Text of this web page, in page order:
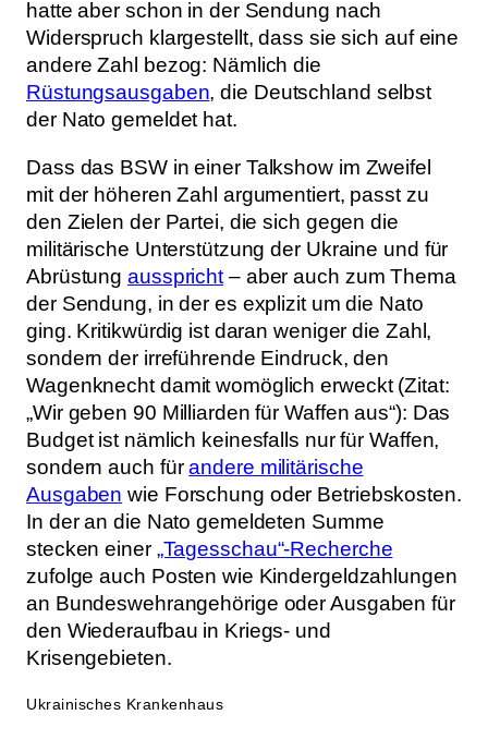
hatte aber schon in der Sendung nach
Widerspruch klargestellt, dass sie sich auf eine
andere Zahl bezog: Nämlich die
Rüstungsausgaben, die Deutschland selbst
der Nato gemeldet hat.
Dass das BSW in einer Talkshow im Zweifel
mit der höheren Zahl argumentiert, passt zu
den Zielen der Partei, die sich gegen die
militärische Unterstützung der Ukraine und für
Abrüstungausspricht – aber auch zum Thema
der Sendung, in der es explizit um die Nato
ging. Kritikwürdig ist daran weniger die Zahl,
sondern der irreführende Eindruck, den
Wagenknecht damit womöglich erweckt (Zitat:
„Wir geben 90 Milliarden für Waffen aus“): Das
Budget ist nämlich keinesfalls nur für Waffen,
sondern auch fürandere militärische
Ausgaben wie Forschung oder Betriebskosten.
In der an die Nato gemeldeten Summe
stecken einer „Tagesschau“-Recherche
zufolge auch Posten wie Kindergeldzahlungen
an Bundeswehrangehörige oder Ausgaben für
den Wiederaufbau in Kriegs- und
Krisengebieten.
Ukrainisches Krankenhaus